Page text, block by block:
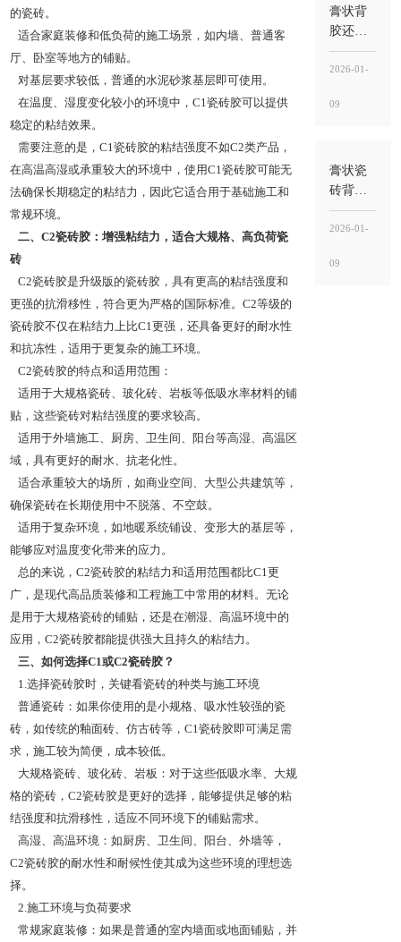
的瓷砖。
适合家庭装修和低负荷的施工场景，如内墙、普通客
厅、卧室等地方的铺贴。
对基层要求较低，普通的水泥砂浆基层即可使用。
在温度、湿度变化较小的环境中，C1瓷砖胶可以提供
稳定的粘结效果。
需要注意的是，C1瓷砖胶的粘结强度不如C2类产品，
在高温高湿或承重较大的环境中，使用C1瓷砖胶可能无
法确保长期稳定的粘结力，因此它适合用于基础施工和
常规环境。
二、C2瓷砖胶：增强粘结力，适合大规格、高负荷瓷
砖
C2瓷砖胶是升级版的瓷砖胶，具有更高的粘结强度和
更强的抗滑移性，符合更为严格的国际标准。C2等级的
瓷砖胶不仅在粘结力上比C1更强，还具备更好的耐水性
和抗冻性，适用于更复杂的施工环境。
C2瓷砖胶的特点和适用范围：
适用于大规格瓷砖、玻化砖、岩板等低吸水率材料的铺
贴，这些瓷砖对粘结强度的要求较高。
适用于外墙施工、厨房、卫生间、阳台等高湿、高温区
域，具有更好的耐水、抗老化性。
适合承重较大的场所，如商业空间、大型公共建筑等，
确保瓷砖在长期使用中不脱落、不空鼓。
适用于复杂环境，如地暖系统铺设、变形大的基层等，
能够应对温度变化带来的应力。
总的来说，C2瓷砖胶的粘结力和适用范围都比C1更
广，是现代高品质装修和工程施工中常用的材料。无论
是用于大规格瓷砖的铺贴，还是在潮湿、高温环境中的
应用，C2瓷砖胶都能提供强大且持久的粘结力。
三、如何选择C1或C2瓷砖胶？
1.选择瓷砖胶时，关键看瓷砖的种类与施工环境
普通瓷砖：如果你使用的是小规格、吸水性较强的瓷
砖，如传统的釉面砖、仿古砖等，C1瓷砖胶即可满足需
求，施工较为简便，成本较低。
大规格瓷砖、玻化砖、岩板：对于这些低吸水率、大规
格的瓷砖，C2瓷砖胶是更好的选择，能够提供足够的粘
结强度和抗滑移性，适应不同环境下的铺贴需求。
高湿、高温环境：如厨房、卫生间、阳台、外墙等，
C2瓷砖胶的耐水性和耐候性使其成为这些环境的理想选
择。
2.施工环境与负荷要求
常规家庭装修：如果是普通的室内墙面或地面铺贴，并
法”与“用
途”
膏状背
胶还需
要瓷砖
胶吗？
背胶
砖胶
管“承托
粘结”
2026-01-
09
膏状瓷
砖背胶
好吗？
好不好
头”，而
2026-01-
09